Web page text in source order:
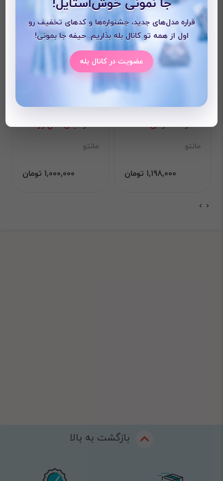
مانتو مداد رنگی
مانتو
1,198,000 تومان
مانتو لینن مدل زارا
مانتو
1,000,000 تومان
بازگشت به بالا
قراره مدل‌های جدید، جشنواره‌ها و کدهای تخفیف رو
اول از همه تو کانال بله بذاریم. حیفه جا بمونی!
عضویت در کانال بله